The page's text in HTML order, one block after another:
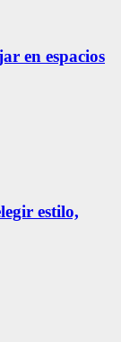
en espacios
estilo,